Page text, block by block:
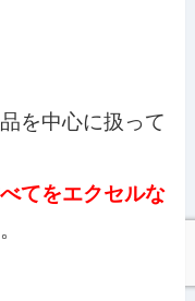
を中心に扱って
てをエクセルな